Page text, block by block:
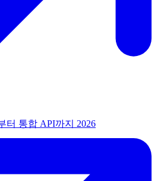
터 통합 API까지 2026